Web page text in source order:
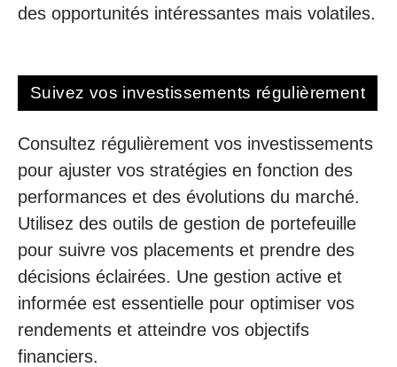
des opportunités intéressantes mais volatiles.
Suivez vos investissements régulièrement
Consultez régulièrement vos investissements
pour ajuster vos stratégies en fonction des
performances et des évolutions du marché.
Utilisez des outils de gestion de portefeuille
pour suivre vos placements et prendre des
décisions éclairées. Une gestion active et
informée est essentielle pour optimiser vos
rendements et atteindre vos objectifs
financiers.